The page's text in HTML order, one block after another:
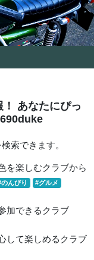
あなたにぴっ
索できます。
を楽しむクラブから
のんびり
#グルメ
加できるクラブ
して楽しめるクラブ